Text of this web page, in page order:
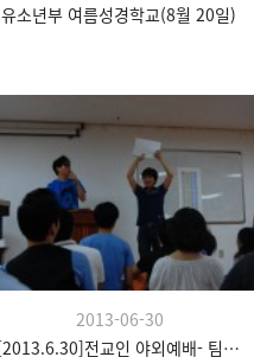
유소년부 여름성경학교(8월 20일)
2013-06-30
[2013.6.30]전교인 야외예배- 팀수양관